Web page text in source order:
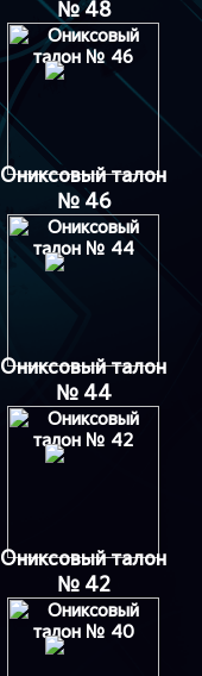
№ 48
Ониксовый талон
№ 46
Ониксовый талон
№ 44
Ониксовый талон
№ 42